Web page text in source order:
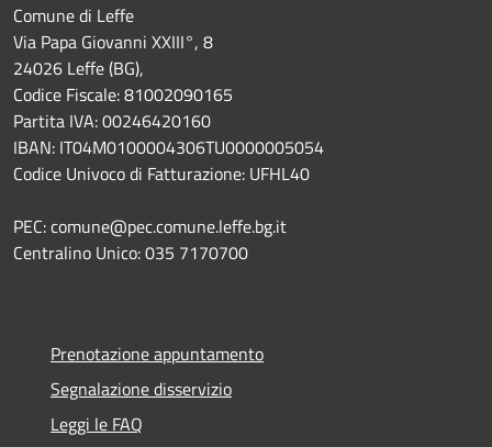
Comune di Leffe
Via Papa Giovanni XXIII°, 8
24026 Leffe (BG),
Codice Fiscale: 81002090165
Partita IVA: 00246420160
IBAN: IT04M0100004306TU0000005054
Codice Univoco di Fatturazione: UFHL40
PEC: comune@pec.comune.leffe.bg.it
Centralino Unico: 035 7170700
Prenotazione appuntamento
Segnalazione disservizio
Leggi le FAQ